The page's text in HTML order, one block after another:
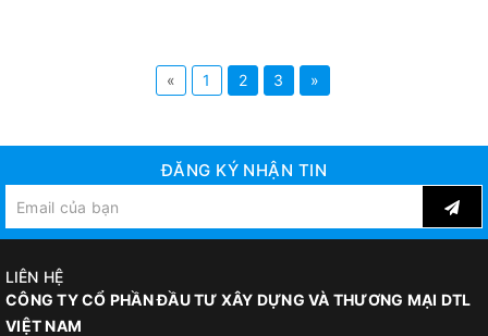
« 1 2 3 »
ĐĂNG KÝ NHẬN TIN
LIÊN HỆ
CÔNG TY CỔ PHẦN ĐẦU TƯ XÂY DỰNG VÀ THƯƠNG MẠI DTL
VIỆT NAM